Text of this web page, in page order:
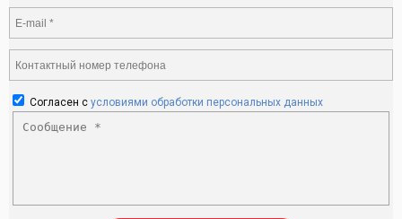
Согласен с условиями обработки персональных данных